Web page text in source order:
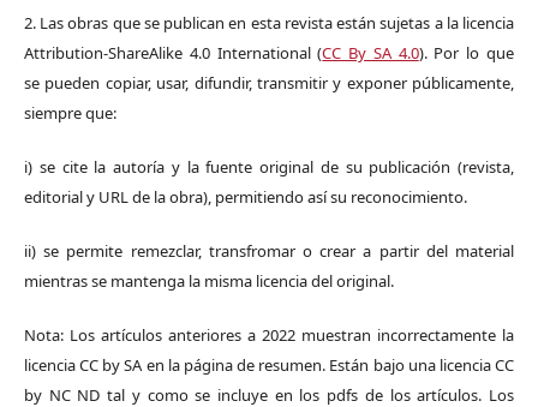
2. Las obras que se publican en esta revista están sujetas a la licencia
Attribution-ShareAlike 4.0 International (CC By SA 4.0). Por lo que
se pueden copiar, usar, difundir, transmitir y exponer públicamente,
siempre que:
i) se cite la autoría y la fuente original de su publicación (revista,
editorial y URL de la obra), permitiendo así su reconocimiento.
ii) se permite remezclar, transfromar o crear a partir del material
mientras se mantenga la misma licencia del original.
Nota: Los artículos anteriores a 2022 muestran incorrectamente la
licencia CC by SA en la página de resumen. Están bajo una licencia CC
by NC ND tal y como se incluye en los pdfs de los artículos. Los